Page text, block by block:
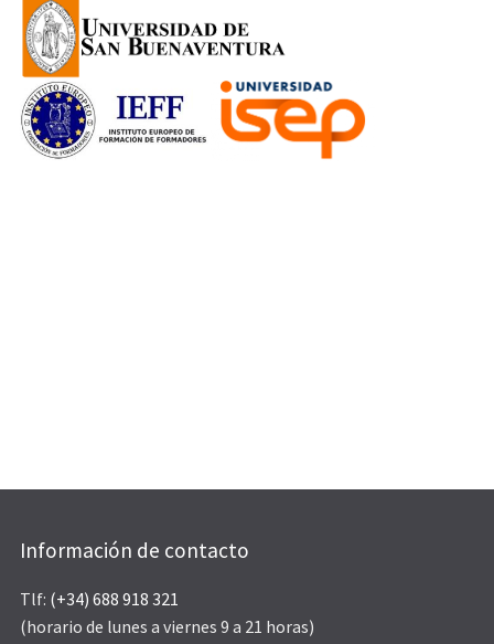
Información de contacto
Tlf: (+34) 688 918 321
(horario de lunes a viernes 9 a 21 horas)